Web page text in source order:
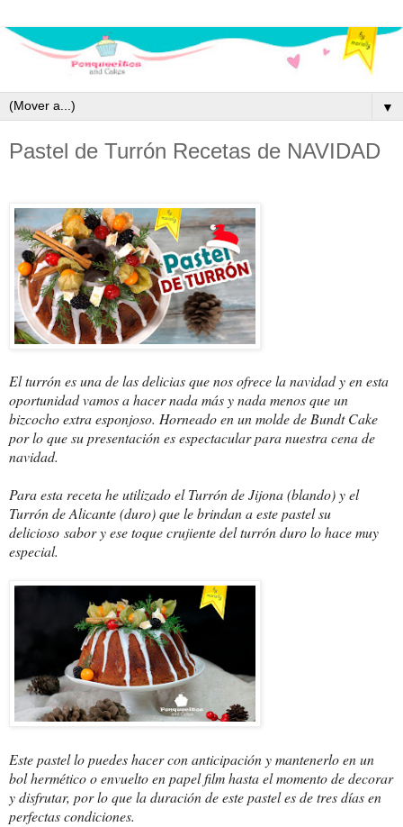
▼
Pastel de Turrón Recetas de NAVIDAD
El turrón es una de las delicias que nos ofrece la navidad y en esta
oportunidad vamos a hacer nada más y nada menos que un
bizcocho extra esponjoso. Horneado en un molde de Bundt Cake
por lo que su presentación es espectacular para nuestra cena de
navidad.
Para esta receta he utilizado el Turrón de Jijona (blando) y el
Turrón de Alicante (duro) que le brindan a este pastel su
delicioso sabor y ese toque crujiente del turrón duro lo hace muy
especial.
Este pastel lo puedes hacer con anticipación y mantenerlo en un
bol hermético o envuelto en papel film hasta el momento de decorar
y disfrutar, por lo que la duración de este pastel es de tres días en
perfectas condiciones.